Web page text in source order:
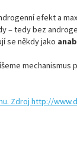
efekt a
– tedy bez
se někdy jako